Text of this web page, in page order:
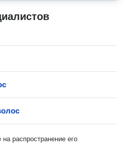
распространение его